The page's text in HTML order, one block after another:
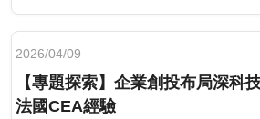
和綠能表現突出，成為投資者關注的焦
2026/04/09
【專題探索】企業創投布局深科
法國CEA經驗